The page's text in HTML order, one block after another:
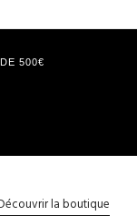
500€
la boutique